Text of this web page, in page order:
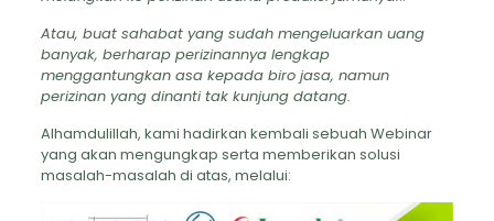
Atau, buat sahabat yang sudah mengeluarkan uang
banyak, berharap perizinannya lengkap
menggantungkan asa kepada biro jasa, namun
perizinan yang dinanti tak kunjung datang.
Alhamdulillah, kami hadirkan kembali sebuah Webinar
yang akan mengungkap serta memberikan solusi
masalah-masalah di atas, melalui: